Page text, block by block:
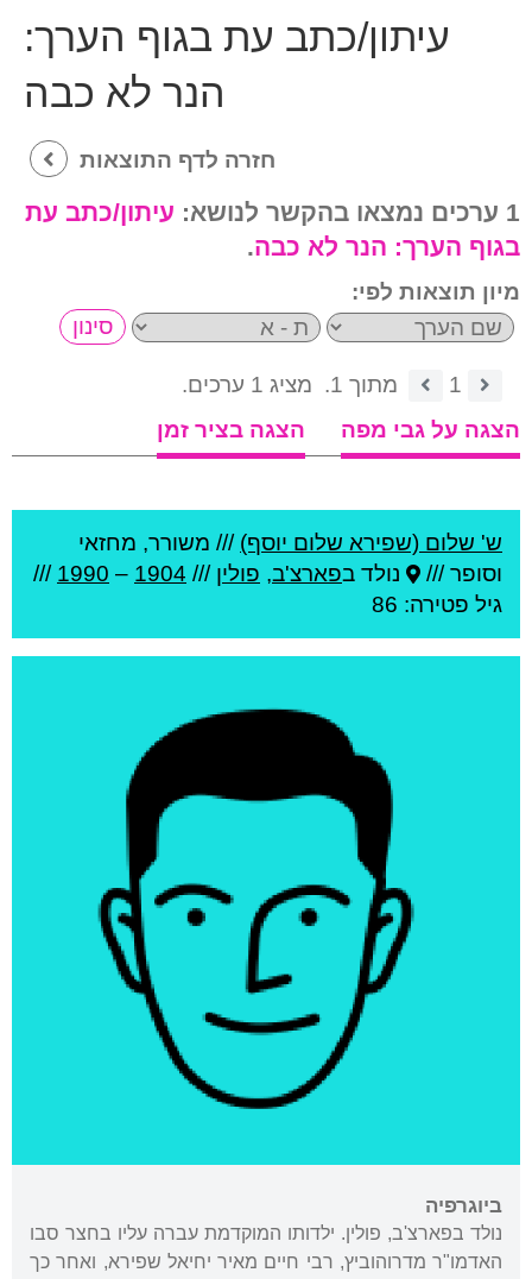
עיתון/כתב עת בגוף הערך:
הנר לא כבה
חזרה לדף התוצאות
1 ערכים נמצאו בהקשר לנושא:
עיתון/כתב עת
בגוף הערך: הנר לא כבה.
מיון תוצאות לפי:
1 מתוך 1.
מציג 1 ערכים.
הצגה על גבי מפה
הצגה בציר זמן
ש' שלום (שפירא שלום יוסף) /// משורר, מחזאי
וסופר ///
נולד בפארצ'ב, פולין ///
1904
–
1990
///
גיל פטירה: 86
ביוגרפיה
נולד בפארצ'ב, פולין. ילדותו המוקדמת עברה עליו בחצר סבו
האדמו"ר מדרוהוביץ, רבי חיים מאיר יחיאל שפירא, ואחר כך